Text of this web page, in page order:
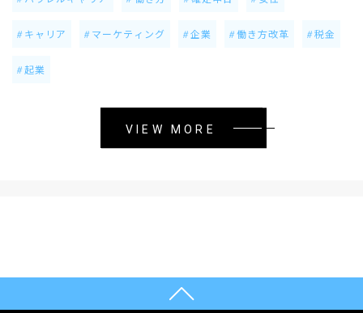
キャリア マーケティング 企業 働き方改革 税金
起業
VIEW MORE